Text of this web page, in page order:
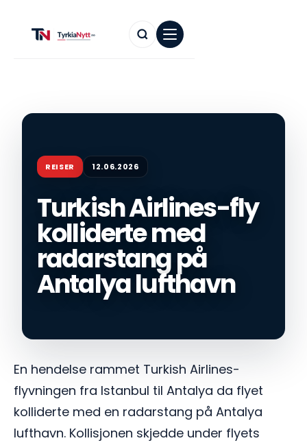
REISER 12.06.2026
Turkish Airlines-fly
kolliderte med
radarstang på
Antalya lufthavn
En hendelse rammet Turkish Airlines-
flyvningen fra Istanbul til Antalya da flyet
kolliderte med en radarstang på Antalya
lufthavn. Kollisjonen skjedde under flyets